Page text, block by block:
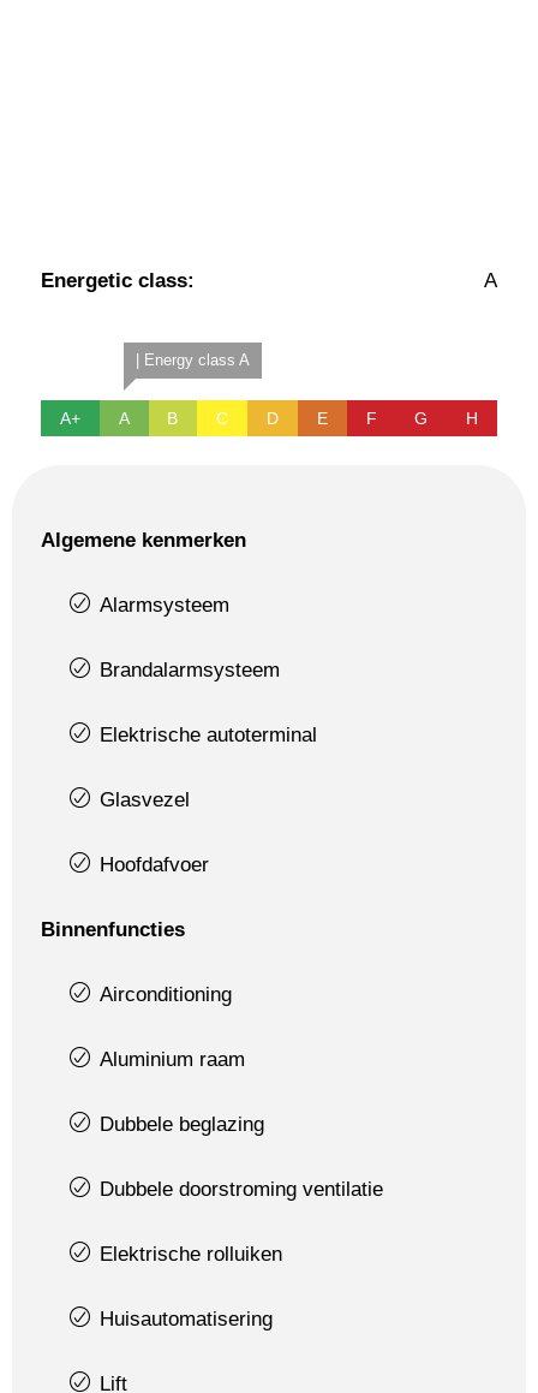
Energetic class: A
A+
| Energy class A
A B C D E F G H
Algemene kenmerken
Alarmsysteem
Brandalarmsysteem
Elektrische autoterminal
Glasvezel
Hoofdafvoer
Binnenfuncties
Airconditioning
Aluminium raam
Dubbele beglazing
Dubbele doorstroming ventilatie
Elektrische rolluiken
Huisautomatisering
Lift